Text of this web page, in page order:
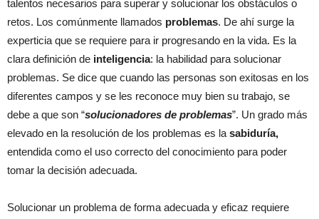
talentos necesarios para superar y solucionar los obstáculos o
retos. Los comúnmente llamados problemas. De ahí surge la
experticia que se requiere para ir progresando en la vida. Es la
clara definición de inteligencia: la habilidad para solucionar
problemas. Se dice que cuando las personas son exitosas en los
diferentes campos y se les reconoce muy bien su trabajo, se
debe a que son “solucionadores de problemas”. Un grado más
elevado en la resolución de los problemas es la sabiduría,
entendida como el uso correcto del conocimiento para poder
tomar la decisión adecuada.
Solucionar un problema de forma adecuada y eficaz requiere